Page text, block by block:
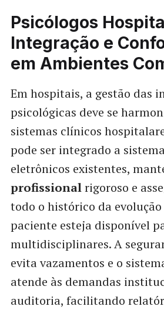
Psicólogos
Integração e
em Ambientes
Em hospitais, a gestão das
psicológicas deve se
sistemas clínicos
pode ser integrado a
eletrônicos existentes,
profissionalrigoroso e
todo o histórico da
paciente esteja disponível
multidisciplinares. A
evita vazamentos e o
atende às demandas
auditoria, facilitando